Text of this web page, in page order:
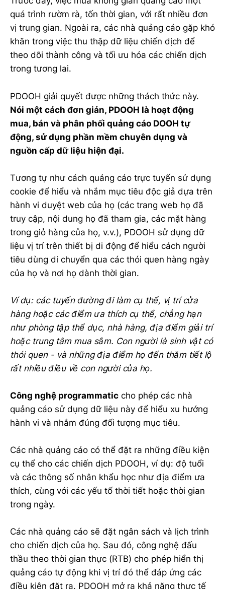
quá trình rườm rà, tốn thời gian, với rất nhiều đơn
vị trung gian. Ngoài ra, các nhà quảng cáo gặp khó
khăn trong việc thu thập dữ liệu chiến dịch để
theo dõi thành công và tối ưu hóa các chiến dịch
trong tương lai.
PDOOH giải quyết được những thách thức này.
Nói một cách đơn giản, PDOOH là hoạt động
mua, bán và phân phối quảng cáo DOOH tự
động, sử dụng phần mềm chuyên dụng và
nguồn cấp dữ liệu hiện đại.
Tương tự như cách quảng cáo trực tuyến sử dụng
cookie để hiểu và nhắm mục tiêu độc giả dựa trên
hành vi duyệt web của họ (các trang web họ đã
truy cập, nội dung họ đã tham gia, các mặt hàng
trong giỏ hàng của họ, v.v.), PDOOH sử dụng dữ
liệu vị trí trên thiết bị di động để hiểu cách người
tiêu dùng di chuyển qua các thói quen hàng ngày
của họ và nơi họ dành thời gian.
Ví dụ: các tuyến đường đi làm cụ thể, vị trí cửa
hàng hoặc các điểm ưa thích cụ thể, chẳng hạn
như phòng tập thể dục, nhà hàng, địa điểm giải trí
hoặc trung tâm mua sắm. Con người là sinh vật có
thói quen - và những địa điểm họ đến thăm tiết lộ
rất nhiều điều về con người của họ.
Công nghệ programmatic cho phép các nhà
quảng cáo sử dụng dữ liệu này để hiểu xu hướng
hành vi và nhắm đúng đối tượng mục tiêu.
Các nhà quảng cáo có thể đặt ra những điều kiện
cụ thể cho các chiến dịch PDOOH, ví dụ: độ tuổi
và các thông số nhân khẩu học như địa điểm ưa
thích, cùng với các yếu tố thời tiết hoặc thời gian
trong ngày.
Các nhà quảng cáo sẽ đặt ngân sách và lịch trình
cho chiến dịch của họ. Sau đó, công nghệ đấu
thầu theo thời gian thực (RTB) cho phép hiển thị
quảng cáo tự động khi vị trí đó thể đáp ứng các
điều kiện đặt ra. PDOOH mở ra khả năng thực tế